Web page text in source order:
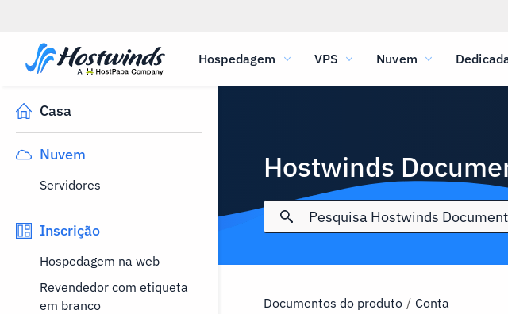
Hospedagem VPS Nuvem
Casa
Nuvem
Servidores
Inscrição
Hospedagem na web
Revendedor com etiqueta
em branco
Hostwinds
Documentos do produto / Conta